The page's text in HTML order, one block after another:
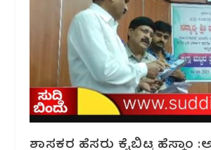
ಶಾಸಕರ‌ ಹೆಸರು ಕೈಬಿಟ್ಟ ಹೆಸ್ಕಾಂ